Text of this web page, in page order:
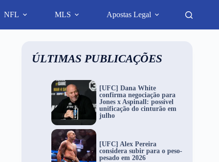
NFL MLS Apostas Legal
ÚLTIMAS PUBLICAÇÕES
[UFC] Dana White
confirma negociação para
Jones x Aspinall: possível
unificação do cinturão em
julho
[UFC] Alex Pereira
considera subir para o peso-
pesado em 2026